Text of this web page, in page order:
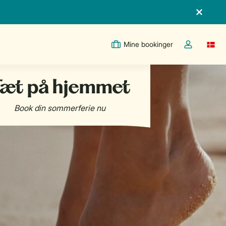
Mine bookinger
Toggle the